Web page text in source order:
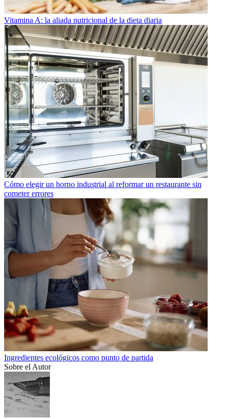
Vitamina A: la aliada nutricional de la dieta diaria
Cómo elegir un horno industrial al reformar un restaurante sin
cometer errores
Ingredientes ecológicos como punto de partida
Sobre el Autor